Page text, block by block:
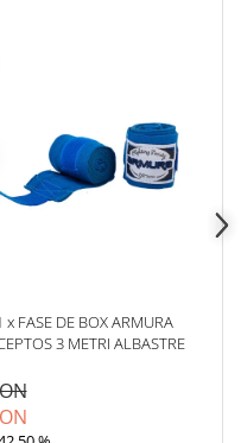
x FASE DE BOX ARMURA
3 METRI ALBASTRE